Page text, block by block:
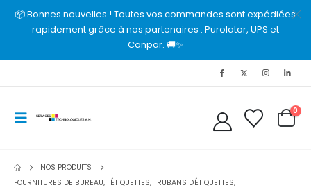
📦 Bonnes nouvelles ! Toutes vos commandes sont expédiées
rapidement grâce à nos partenaires : Purolator, UPS et
Canpar. 🚚✨
0
NOS PRODUITS
FOURNITURES DE BUREAU, ÉTIQUETTES, RUBANS D'ÉTIQUETTES,